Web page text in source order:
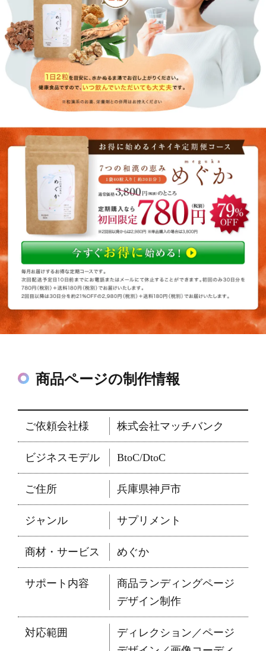
商品ページの制作情報
ご依頼会社様 株式会社マッチバンク
ビジネスモデル BtoC/DtoC
ご住所 兵庫県神戸市
ジャンル サプリメント
商材・サービス めぐか
サポート内容
商品ランディングページ
デザイン制作
対応範囲
ディレクション／ページ